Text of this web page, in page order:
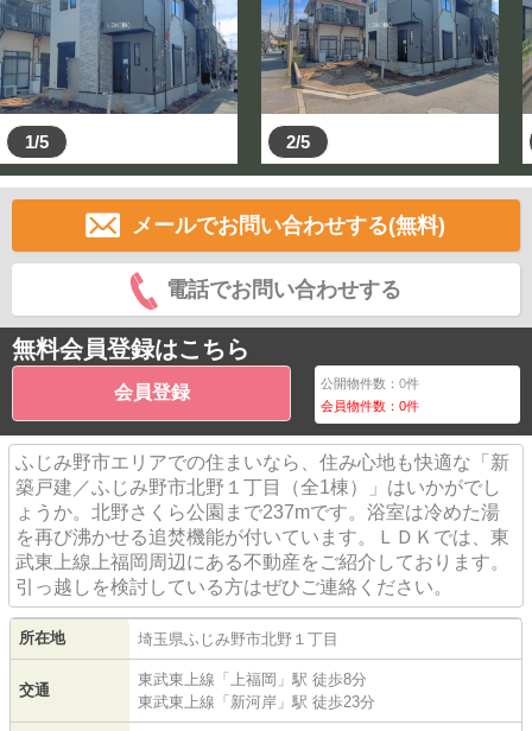
1/5 2/5
メールでお問い合わせする(無料)
電話でお問い合わせする
無料会員登録はこちら
会員登録 公開物件数：0件
会員物件数：0件
ふじみ野市エリアでの住まいなら、住み心地も快適な「新
築戸建／ふじみ野市北野１丁目（全1棟）」はいかがでし
ょうか。北野さくら公園まで237mです。浴室は冷めた湯
を再び沸かせる追焚機能が付いています。ＬＤＫでは、東
武東上線上福岡周辺にある不動産をご紹介しております。
引っ越しを検討している方はぜひご連絡ください。
所在地 埼玉県ふじみ野市北野 １丁目
交通
東武東上線 「 上福岡 」駅 徒歩8分
東武東上線 「 新河岸 」駅 徒歩23分